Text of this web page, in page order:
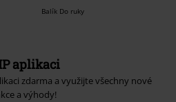
Balík Do ruky
aplikaci
zdarma a využijte všechny nové
a výhody!